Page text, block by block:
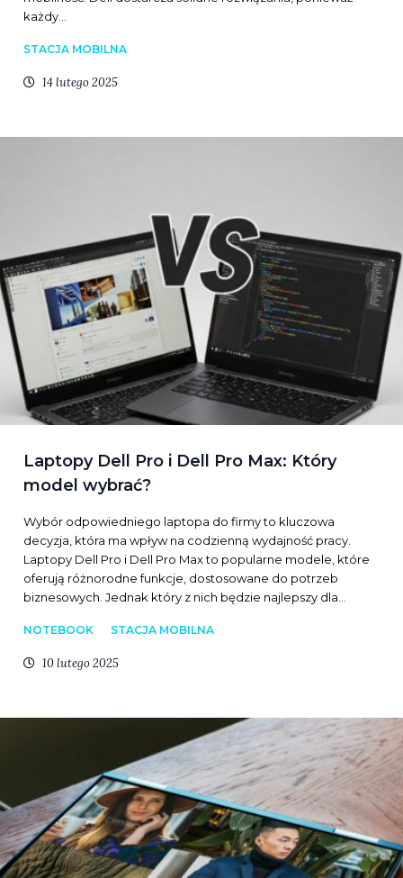
każdy…
STACJA MOBILNA
14 lutego 2025
Laptopy Dell Pro i Dell Pro Max: Który
model wybrać?
Wybór odpowiedniego laptopa do firmy to kluczowa
decyzja, która ma wpływ na codzienną wydajność pracy.
Laptopy Dell Pro i Dell Pro Max to popularne modele, które
oferują różnorodne funkcje, dostosowane do potrzeb
biznesowych. Jednak który z nich będzie najlepszy dla…
NOTEBOOK STACJA MOBILNA
10 lutego 2025